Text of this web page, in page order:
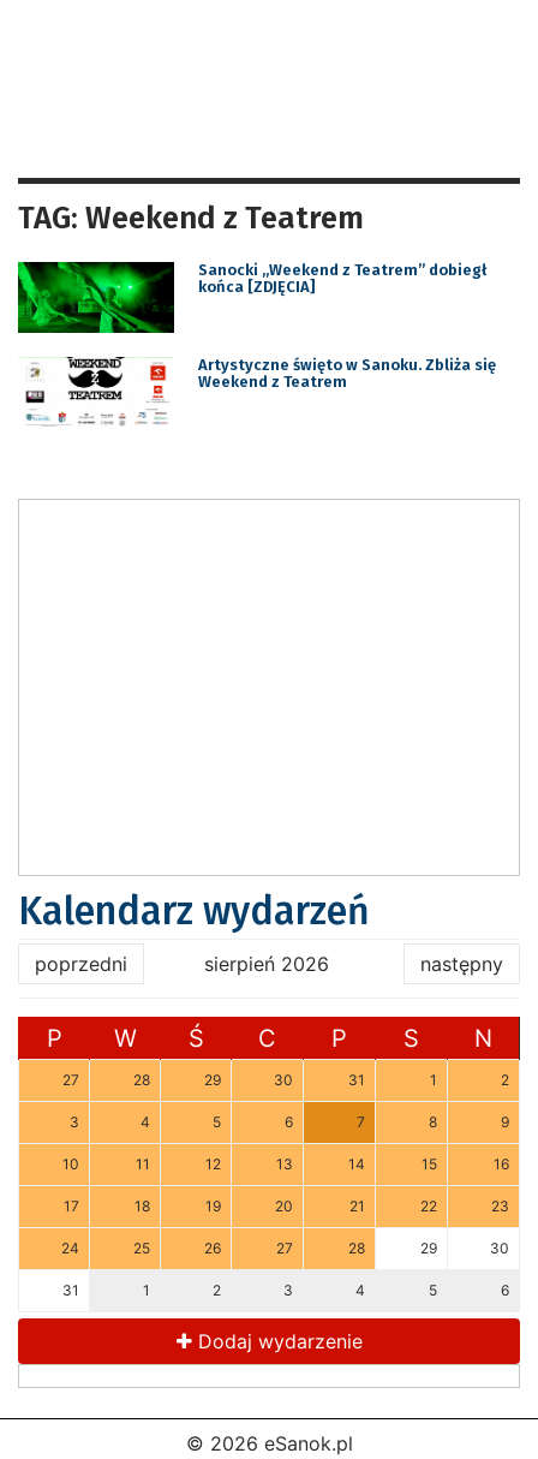
TAG: Weekend z Teatrem
Sanocki „Weekend z Teatrem” dobiegł
końca [ZDJĘCIA]
Artystyczne święto w Sanoku. Zbliża się
Weekend z Teatrem
Kalendarz wydarzeń
poprzedni sierpień 2026 następny
P W Ś C P S N
27 28 29 30 31 1 2
3 4 5 6 7 8 9
10 11 12 13 14 15 16
17 18 19 20 21 22 23
24 25 26 27 28 29 30
31 1 2 3 4 5 6
Dodaj wydarzenie
© 2026 eSanok.pl